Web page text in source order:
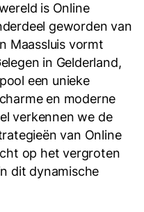
is Online
geworden van
Maassluis vormt
in Gelderland,
een unieke
en moderne
verkennen we de
van Online
op het vergroten
dit dynamische